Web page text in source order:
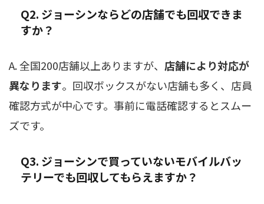
Q2. ジョーシンならどの店舗でも回収できま
すか？
A. 全国200店舗以上ありますが、 店舗により対応が
異なります。回収ボックスがない店舗も多く、店員
確認方式が中心です。事前に電話確認するとスムー
ズです。
Q3. ジョーシンで買っていないモバイルバッ
テリーでも回収してもらえますか？